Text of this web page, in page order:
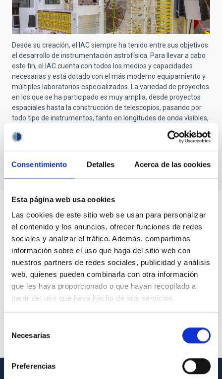
Consentimiento Detalles Acerca de las cookies
Esta página web usa cookies
Las cookies de este sitio web se usan para personalizar
el contenido y los anuncios, ofrecer funciones de redes
sociales y analizar el tráfico. Además, compartimos
información sobre el uso que haga del sitio web con
nuestros partners de redes sociales, publicidad y análisis
web, quienes pueden combinarla con otra información
que les haya proporcionado o que hayan recopilado a
partir del uso que haya hecho de sus servicios.
Necesarias
Preferencias
Desde su creación, el IAC siempre ha tenido entre sus objetivos
el desarrollo de instrumentación astrofísica. Para llevar a cabo
este fin, el IAC cuenta con todos los medios y capacidades
necesarias y está dotado con el más moderno equipamiento y
múltiples laboratorios especializados. La variedad de proyectos
en los que se ha participado es muy amplia, desde proyectos
espaciales hasta la construcción de telescopios, pasando por
todo tipo de instrumentos, tanto en longitudes de onda visibles,
En este enlace puedes encontrar el listado completo de